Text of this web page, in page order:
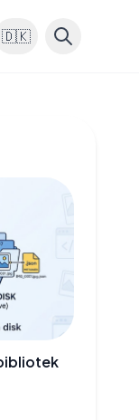
🇩🇰